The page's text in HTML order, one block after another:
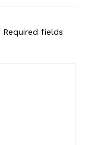
Required fields